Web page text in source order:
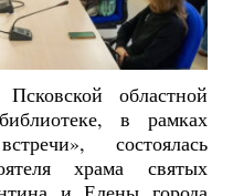
областной
в рамках
состоялась
храма святых